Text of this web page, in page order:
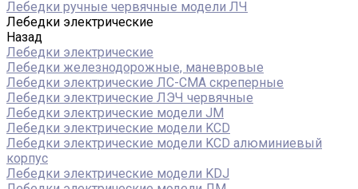
Лебедки ручные червячные модели ЛЧ
Лебедки электрические
Назад
Лебедки электрические
Лебедки железнодорожные, маневровые
Лебедки электрические ЛС-СМА скреперные
Лебедки электрические ЛЭЧ червячные
Лебедки электрические модели JM
Лебедки электрические модели KCD
Лебедки электрические модели KCD алюминиевый
корпус
Лебедки электрические модели KDJ